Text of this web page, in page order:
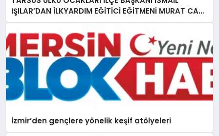
IŞILAR’DAN İLKYARDIM EĞİTİCİ EĞİTMENİ MURAT CAN
FİDAN’A ZİYARET
İzmir’den gençlere yönelik keşif atölyeleri